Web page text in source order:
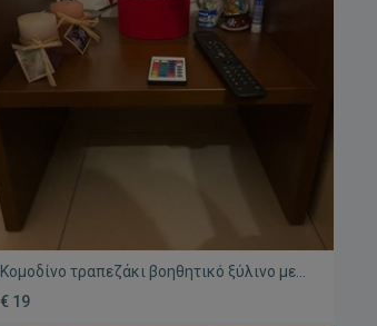
Κομοδίνο τραπεζάκι βοηθητικό ξύλινο με
γυαλί σε άριστη κατάσταση
€ 19